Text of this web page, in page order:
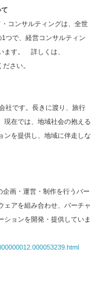
コンサルティングは、全世
つで、経営コンサルティン
ます。 詳しくは、
ださい。
社です。長きに渡り、旅行
現在では、地域社会の抱える
ンを提供し、地域に伴走しな
画・運営・制作を行うバー
ェアを組み合わせ、バーチャ
ションを開発・提供していま